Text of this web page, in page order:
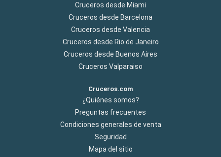
Cruceros desde Miami
Cruceros desde Barcelona
Cruceros desde Valencia
Cruceros desde Rio de Janeiro
Cruceros desde Buenos Aires
Cruceros Valparaiso
Cruceros.com
¿Quiénes somos?
Preguntas frecuentes
Condiciones generales de venta
Seguridad
Mapa del sitio